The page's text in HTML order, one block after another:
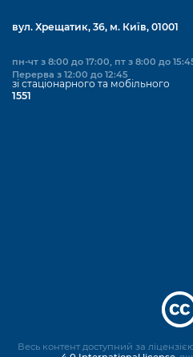
вул. Хрещатик, 36, м. Київ, 01001
пн-чт з 8:00 до 17:00, пт з 8:00 до
Перерва з 12:00 до 12:45
зі стаціонарного та мобільного
1551
Весь контент доступний за